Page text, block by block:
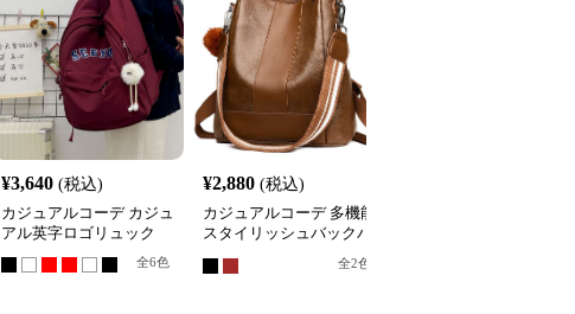
¥3,640 (税込)
カジュアルコーデ カジュ
アル英字ロゴリュック
全6
カジュアルコーデ 多機能
スタイリッシュバックパ
ック
全2色